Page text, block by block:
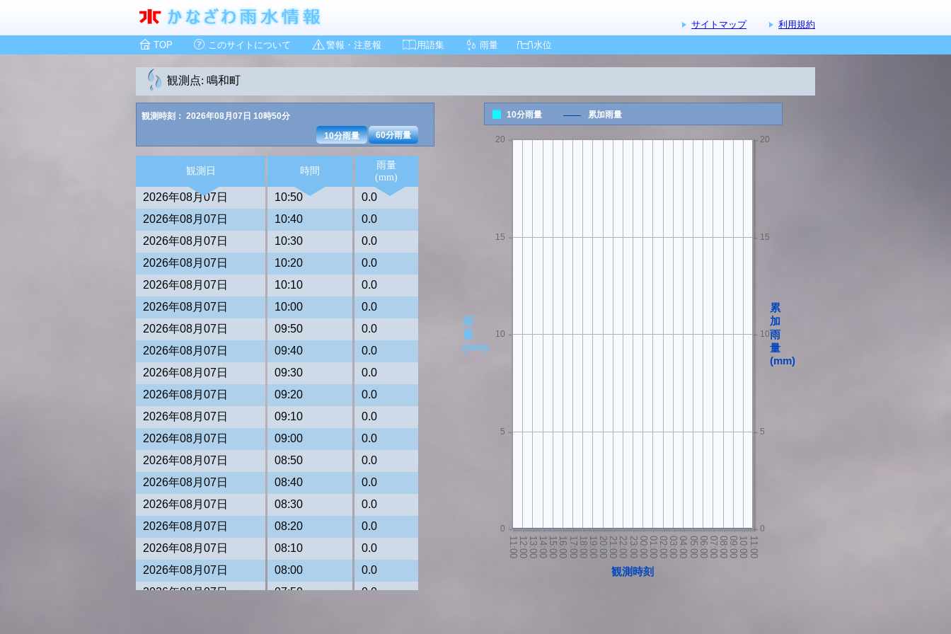
サイトマップ
利用規約
TOP
このサイトについて 警報・注意報 用語集 雨量 水位
観測点: 鳴和町
観測時刻： 2026年08月07日 10時50分
10分雨量
60分雨量
観測日 時間
雨量
(mm)
2026年08月07日 10:50
0.0
2026年08月07日
10:40
0.0
2026年08月07日
10:30
0.0
2026年08月07日
10:20
0.0
2026年08月07日
10:10
0.0
2026年08月07日
10:00
0.0
2026年08月07日
09:50
0.0
2026年08月07日
09:40
0.0
2026年08月07日
09:30
0.0
2026年08月07日
09:20
0.0
2026年08月07日
09:10
0.0
2026年08月07日
09:00
0.0
2026年08月07日
08:50
0.0
2026年08月07日
08:40
0.0
2026年08月07日
08:30
0.0
2026年08月07日
08:20
0.0
2026年08月07日
08:10
0.0
2026年08月07日
08:00
0.0
2026年08月07日
07:50
0.0
10分雨量 累加雨量
観測時刻
雨
量
(mm)
0
5
10
15
20
累
加
雨
量
(mm)
0
5
10
15
20